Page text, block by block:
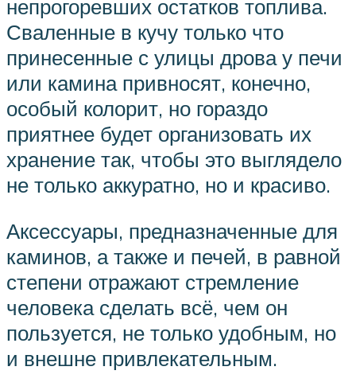
непрогоревших остатков топлива.
Сваленные в кучу только что
принесенные с улицы дрова у печи
или камина привносят, конечно,
особый колорит, но гораздо
приятнее будет организовать их
хранение так, чтобы это выглядело
не только аккуратно, но и красиво.
Аксессуары, предназначенные для
каминов, а также и печей, в равной
степени отражают стремление
человека сделать всё, чем он
пользуется, не только удобным, но
и внешне привлекательным.